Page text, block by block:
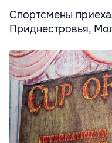
Спортсмены
Приднестровья,